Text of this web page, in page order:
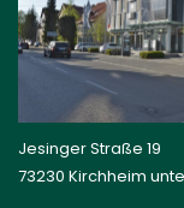
Jesinger Straße 19
73230 Kirchheim